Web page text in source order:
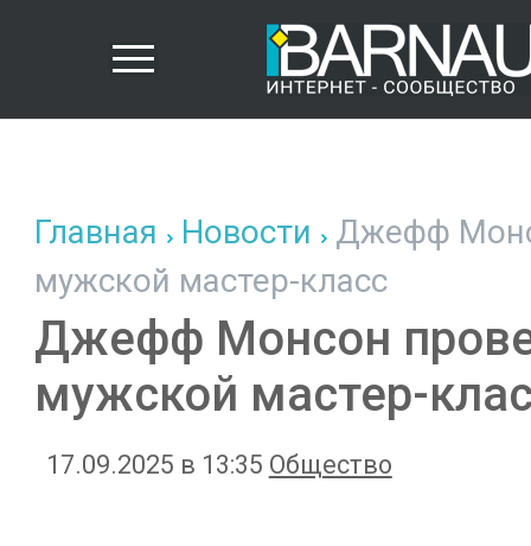
Главная Новости Джефф
мужской мастер-класс
Джефф Монсон
мужской мастер-
17.09.2025 в 13:35 Общество